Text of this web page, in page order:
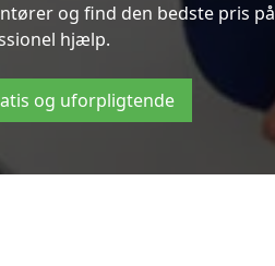
og find den bedste pris på
hjælp.
og uforpligtende